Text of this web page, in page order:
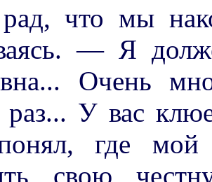
что мы
— Я
Очень
У вас
где
свою